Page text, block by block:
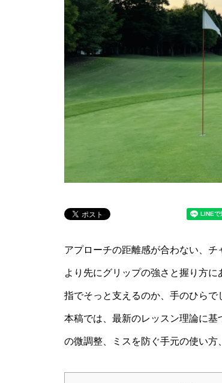
アプローチの距離感が合わない、
より先にグリップの強さと握り方に
指でそっと支えるのか、手のひらで
本稿では、最新のレッスン理論に
の微調整、ミスを防ぐ手元の使い方